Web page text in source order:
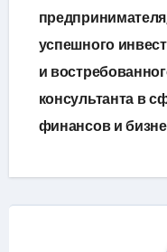
успешного
и
консультанта в
финансов и